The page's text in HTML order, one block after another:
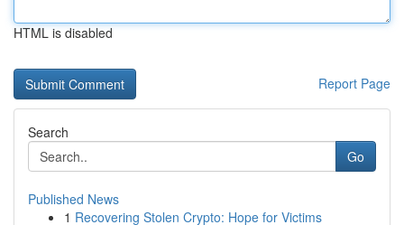
HTML is disabled
Report Page
Search
Go
Published News
1 Recovering Stolen Crypto: Hope for Victims